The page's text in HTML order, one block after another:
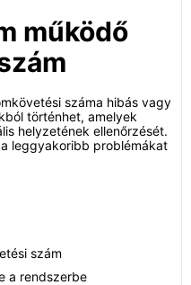
működő
száma hibás vagy
történhet, amelyek
helyzetének ellenőrzését.
leggyakoribb problémákat
szám
a rendszerbe